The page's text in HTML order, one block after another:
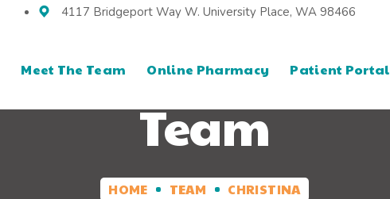
4117 Bridgeport Way W. University Place, WA 98466
Meet The Team Online Pharmacy Patient Portal
Team
HOME TEAM CHRISTINA